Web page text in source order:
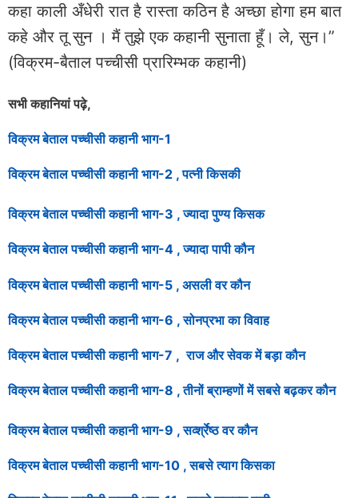
कहा काली अँधेरी रात है रास्ता कठिन है अच्छा होगा हम बात
कहे और तू सुन । मैं तुझे एक कहानी सुनाता हूँ। ले, सुन।”
(विक्रम-बैताल पच्चीसी प्रारिम्भक कहानी)
सभी कहानियां पढ़े,
विक्रम बेताल पच्चीसी कहानी भाग-1
विक्रम बेताल पच्चीसी कहानी भाग-2 , पत्नी किसकी
विक्रम बेताल पच्चीसी कहानी भाग-3 , ज्यादा पुण्य किसक
विक्रम बेताल पच्चीसी कहानी भाग-4 , ज्यादा पापी कौन
विक्रम बेतालपच्चीसीकहानी भाग-5 , असली वर कौन
विक्रम बेतालपच्चीसीकहानी भाग-6 , सोनप्रभा का विवाह
विक्रम बेतालपच्चीसीकहानी भाग-7 , राज और सेवक में बड़ा कौन
विक्रम बेतालपच्चीसीकहानी भाग-8 , तीनों ब्राम्हणों में सबसे बढ़कर कौन
विक्रम बेतालपच्चीसीकहानी भाग-9 , सर्व्श्रेष्ठ वर कौन
विक्रम बेतालपच्चीसीकहानी भाग-10 , सबसे त्याग किसका